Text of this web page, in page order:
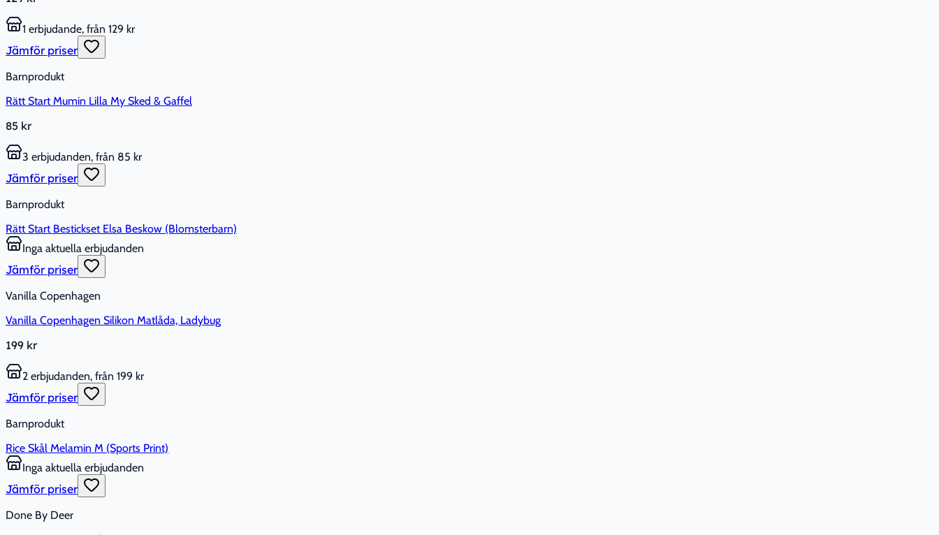
1 erbjudande, från 129 kr
Jämför priser
Barnprodukt
Rätt Start Mumin Lilla My Sked & Gaffel
85 kr
3 erbjudanden, från 85 kr
Jämför priser
Barnprodukt
Rätt Start Bestickset Elsa Beskow (Blomsterbarn)
Inga aktuella erbjudanden
Jämför priser
Vanilla Copenhagen
Vanilla Copenhagen Silikon Matlåda, Ladybug
199 kr
2 erbjudanden, från 199 kr
Jämför priser
Barnprodukt
Rice Skål Melamin M (Sports Print)
Inga aktuella erbjudanden
Jämför priser
Done By Deer